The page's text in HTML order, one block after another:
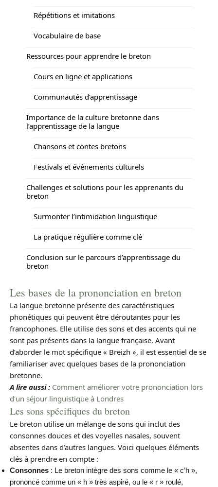
Répétitions et imitations
Vocabulaire de base
Ressources pour apprendre le breton
Cours en ligne et applications
Communautés d’apprentissage
Importance de la culture bretonne dans
l’apprentissage de la langue
Chansons et contes bretons
Festivals et événements culturels
Challenges et solutions pour les apprenants du
breton
Surmonter l’intimidation linguistique
La pratique régulière comme clé
Conclusion sur le parcours d’apprentissage du
breton
Les bases de la prononciation en breton
La langue bretonne présente des caractéristiques
phonétiques qui peuvent être déroutantes pour les
francophones. Elle utilise des sons et des accents qui ne
sont pas présents dans la langue française. Avant
d’aborder le mot spécifique « Breizh », il est essentiel de se
familiariser avec quelques bases de la prononciation
bretonne.
A lire aussi : Comment améliorer votre prononciation lors
d'un séjour linguistique à Londres
Les sons spécifiques du breton
Le breton utilise un mélange de sons qui inclut des
consonnes douces et des voyelles nasales, souvent
absentes dans d’autres langues. Voici quelques éléments
clés à prendre en compte :
Consonnes : Le breton intègre des sons comme le « c’h »,
prononcé comme un « h » très aspiré, ou le « r » roulé,